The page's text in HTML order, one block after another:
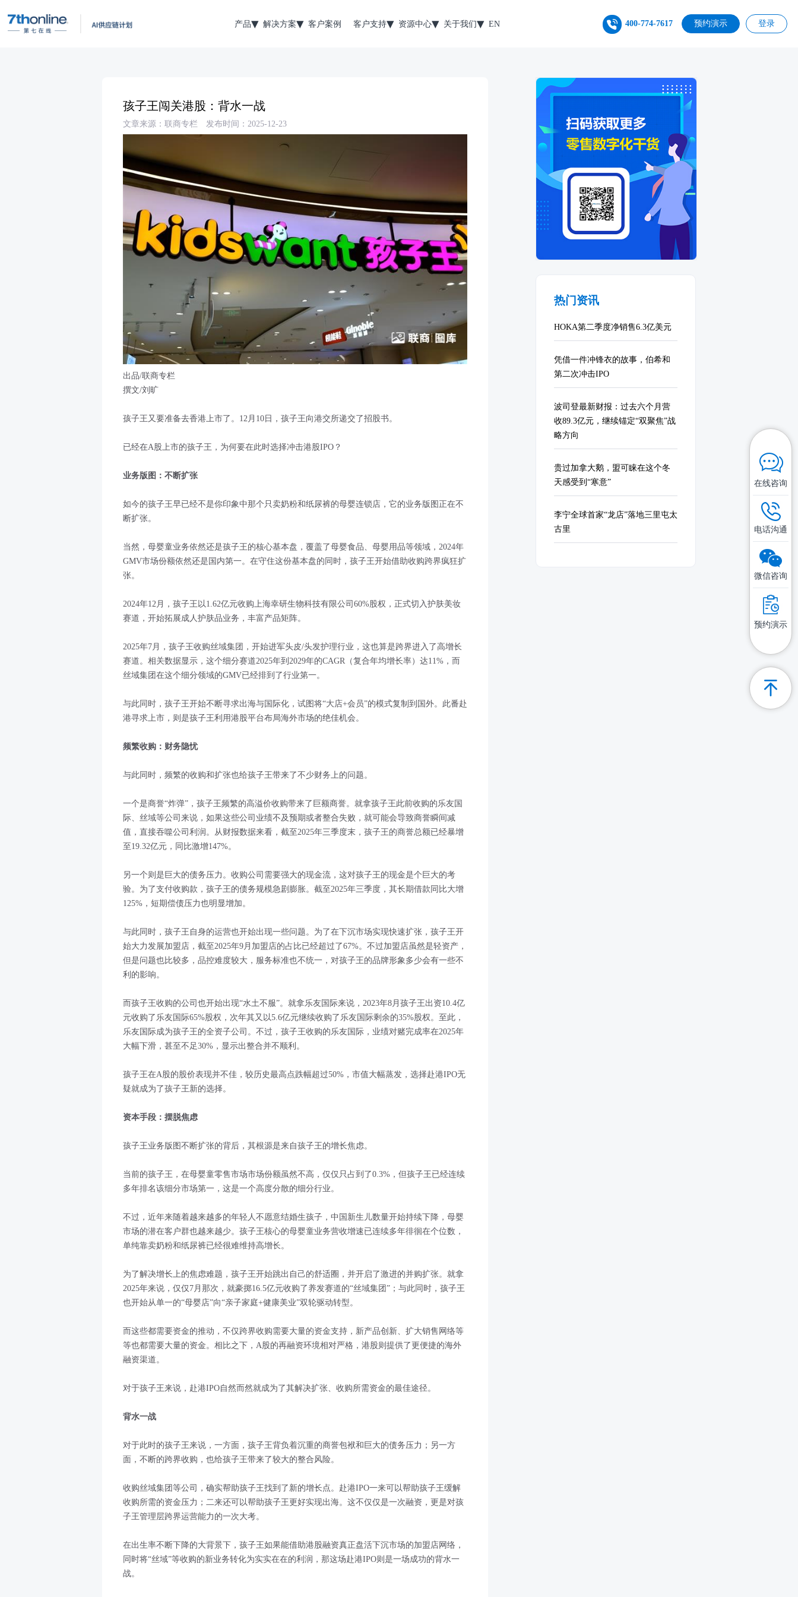
产品 解决方案 客户案例 客户支持 资源中心 关于我们 EN 400-774-7617 预约演示 登录
孩子王闯关港股：背水一战
文章来源：联商专栏 发布时间：2025-12-23
出品/联商专栏
撰文/刘旷
孩子王又要准备去香港上市了。12月10日，孩子王向港交所递交了招股书。
已经在A股上市的孩子王，为何要在此时选择冲击港股IPO？
业务版图：不断扩张
如今的孩子王早已经不是你印象中那个只卖奶粉和纸尿裤的母婴连锁店，它的业务版图正在不
断扩张。
当然，母婴童业务依然还是孩子王的核心基本盘，覆盖了母婴食品、母婴用品等领域，2024年
GMV市场份额依然还是国内第一。在守住这份基本盘的同时，孩子王开始借助收购跨界疯狂扩
张。
2024年12月，孩子王以1.62亿元收购上海幸研生物科技有限公司60%股权，正式切入护肤美妆
赛道，开始拓展成人护肤品业务，丰富产品矩阵。
2025年7月，孩子王收购丝域集团，开始进军头皮/头发护理行业，这也算是跨界进入了高增长
赛道。相关数据显示，这个细分赛道2025年到2029年的CAGR（复合年均增长率）达11%，而
丝域集团在这个细分领域的GMV已经排到了行业第一。
与此同时，孩子王开始不断寻求出海与国际化，试图将“大店+会员”的模式复制到国外。此番赴
港寻求上市，则是孩子王利用港股平台布局海外市场的绝佳机会。
频繁收购：财务隐忧
与此同时，频繁的收购和扩张也给孩子王带来了不少财务上的问题。
一个是商誉“炸弹”，孩子王频繁的高溢价收购带来了巨额商誉。就拿孩子王此前收购的乐友国
际、丝域等公司来说，如果这些公司业绩不及预期或者整合失败，就可能会导致商誉瞬间减
值，直接吞噬公司利润。从财报数据来看，截至2025年三季度末，孩子王的商誉总额已经暴增
至19.32亿元，同比激增147%。
另一个则是巨大的债务压力。收购公司需要强大的现金流，这对孩子王的现金是个巨大的考
验。为了支付收购款，孩子王的债务规模急剧膨胀。截至2025年三季度，其长期借款同比大增
125%，短期偿债压力也明显增加。
与此同时，孩子王自身的运营也开始出现一些问题。为了在下沉市场实现快速扩张，孩子王开
始大力发展加盟店，截至2025年9月加盟店的占比已经超过了67%。不过加盟店虽然是轻资产，
但是问题也比较多，品控难度较大，服务标准也不统一，对孩子王的品牌形象多少会有一些不
利的影响。
而孩子王收购的公司也开始出现“水土不服”。就拿乐友国际来说，2023年8月孩子王出资10.4亿
元收购了乐友国际65%股权，次年其又以5.6亿元继续收购了乐友国际剩余的35%股权。至此，
乐友国际成为孩子王的全资子公司。不过，孩子王收购的乐友国际，业绩对赌完成率在2025年
大幅下滑，甚至不足30%，显示出整合并不顺利。
孩子王在A股的股价表现并不佳，较历史最高点跌幅超过50%，市值大幅蒸发，选择赴港IPO无
疑就成为了孩子王新的选择。
资本手段：摆脱焦虑
孩子王业务版图不断扩张的背后，其根源是来自孩子王的增长焦虑。
当前的孩子王，在母婴童零售市场市场份额虽然不高，仅仅只占到了0.3%，但孩子王已经连续
多年排名该细分市场第一，这是一个高度分散的细分行业。
不过，近年来随着越来越多的年轻人不愿意结婚生孩子，中国新生儿数量开始持续下降，母婴
市场的潜在客户群也越来越少。孩子王核心的母婴童业务营收增速已连续多年徘徊在个位数，
单纯靠卖奶粉和纸尿裤已经很难维持高增长。
为了解决增长上的焦虑难题，孩子王开始跳出自己的舒适圈，并开启了激进的并购扩张。就拿
2025年来说，仅仅7月那次，就豪掷16.5亿元收购了养发赛道的“丝域集团”；与此同时，孩子王
也开始从单一的“母婴店”向“亲子家庭+健康美业”双轮驱动转型。
而这些都需要资金的推动，不仅跨界收购需要大量的资金支持，新产品创新、扩大销售网络等
等也都需要大量的资金。相比之下，A股的再融资环境相对严格，港股则提供了更便捷的海外
融资渠道。
对于孩子王来说，赴港IPO自然而然就成为了其解决扩张、收购所需资金的最佳途径。
背水一战
对于此时的孩子王来说，一方面，孩子王背负着沉重的商誉包袱和巨大的债务压力；另一方
面，不断的跨界收购，也给孩子王带来了较大的整合风险。
收购丝域集团等公司，确实帮助孩子王找到了新的增长点。赴港IPO一来可以帮助孩子王缓解
收购所需的资金压力；二来还可以帮助孩子王更好实现出海。这不仅仅是一次融资，更是对孩
子王管理层跨界运营能力的一次大考。
在出生率不断下降的大背景下，孩子王如果能借助港股融资真正盘活下沉市场的加盟店网络，
同时将“丝域”等收购的新业务转化为实实在在的利润，那这场赴港IPO则是一场成功的背水一
战。
热门资讯
HOKA第二季度净销售6.3亿美元
凭借一件冲锋衣的故事，伯希和
第二次冲击IPO
波司登最新财报：过去六个月营
收89.3亿元，继续锚定“双聚焦”战
略方向
贵过加拿大鹅，盟可睐在这个冬
天感受到“寒意”
李宁全球首家“龙店”落地三里屯太
古里
在线咨询
电话沟通
微信咨询
预约演示